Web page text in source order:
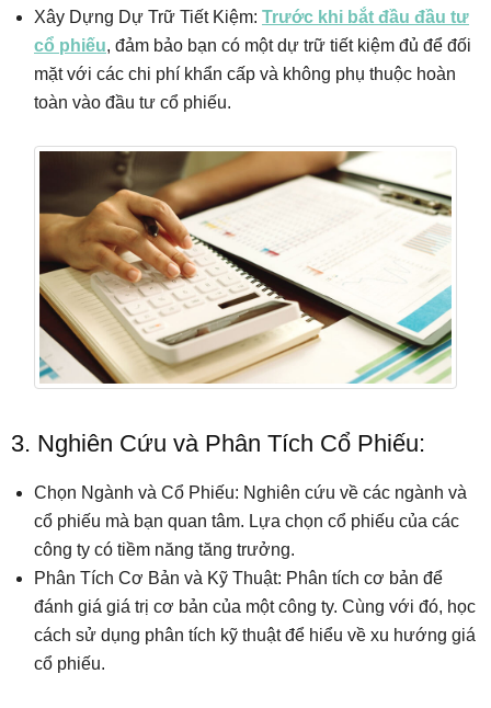
Xây Dựng Dự Trữ Tiết Kiệm: Trước khi bắt đầu đầu tư
cổ phiếu, đảm bảo bạn có một dự trữ tiết kiệm đủ để đối
mặt với các chi phí khẩn cấp và không phụ thuộc hoàn
toàn vào đầu tư cổ phiếu.
3. Nghiên Cứu và Phân Tích Cổ Phiếu:
Chọn Ngành và Cổ Phiếu: Nghiên cứu về các ngành và
cổ phiếu mà bạn quan tâm. Lựa chọn cổ phiếu của các
công ty có tiềm năng tăng trưởng.
Phân Tích Cơ Bản và Kỹ Thuật: Phân tích cơ bản để
đánh giá giá trị cơ bản của một công ty. Cùng với đó, học
cách sử dụng phân tích kỹ thuật để hiểu về xu hướng giá
cổ phiếu.